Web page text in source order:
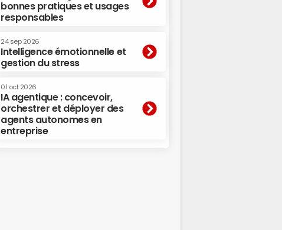
bonnes pratiques et usages
responsables
24 sep 2026
Intelligence émotionnelle et
gestion du stress
01 oct 2026
IA agentique : concevoir,
orchestrer et déployer des
agents autonomes en
entreprise